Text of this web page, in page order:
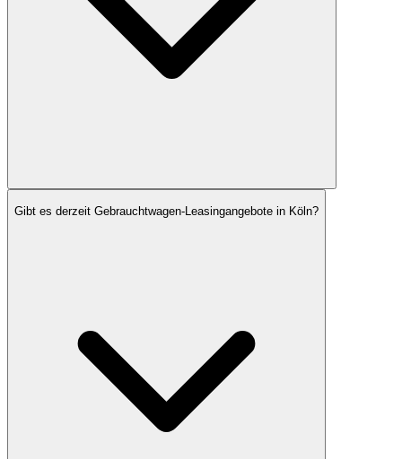
Gibt es derzeit Gebrauchtwagen-Leasingangebote in Köln?